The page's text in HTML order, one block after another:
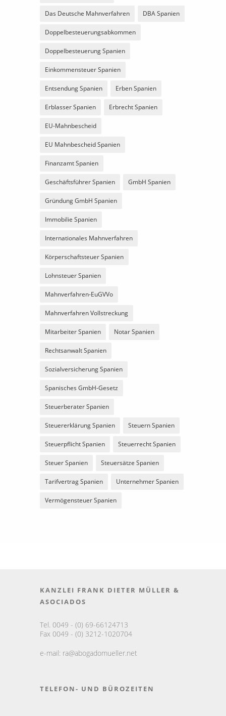
Das Deutsche Mahnverfahren DBA Spanien
Doppelbesteuerungsabkommen
Doppelbesteuerung Spanien
Einkommensteuer Spanien
Entsendung Spanien Erben Spanien
Erblasser Spanien Erbrecht Spanien
EU-Mahnbescheid
EU Mahnbescheid Spanien
Finanzamt Spanien
Geschäftsführer Spanien GmbH Spanien
Gründung GmbH Spanien
Immobilie Spanien
Internationales Mahnverfahren
Körperschaftsteuer Spanien
Lohnsteuer Spanien
Mahnverfahren-EuGVVo
Mahnverfahren Vollstreckung
Mitarbeiter Spanien Notar Spanien
Rechtsanwalt Spanien
Sozialversicherung Spanien
Spanisches GmbH-Gesetz
Steuerberater Spanien
Steuererklärung Spanien Steuern Spanien
Steuerpflicht Spanien Steuerrecht Spanien
Steuer Spanien Steuersätze Spanien
Tarifvertrag Spanien Unternehmer Spanien
Vermögensteuer Spanien
KANZLEI FRANK DIETER MÜLLER &
ASOCIADOS
Tel. 0049 - (0) 69-66124713
Fax 0049 - (0) 3212-1020704
e-mail: ra@abogadomueller.net
TELEFON- UND BÜROZEITEN